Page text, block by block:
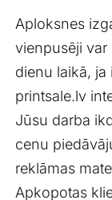
Par mums
Vakances
BUJ
Kontakti
Aploksnes
vienpusēji var
dienu laikā, ja
printsale.lv
Jūsu darba
cenu
reklāmas
Apkopotas